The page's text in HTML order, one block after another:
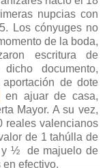
nupcias con
Los cónyuges no
de la boda,
escritura de
documento,
de dote
en ajuar de casa,
Mayor. A su vez,
reales valencianos
de 1 tahúlla de
y ½ de majuelo de
efectivo.